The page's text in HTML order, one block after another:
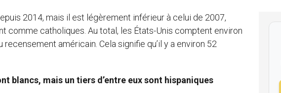
2014, mais il est légèrement inférieur à celui de 2007,
comme catholiques. Au total, les États-Unis comptent environ
américain. Cela signifie qu’il y a environ 52
blancs, mais un tiers d’entre eux sont hispaniques